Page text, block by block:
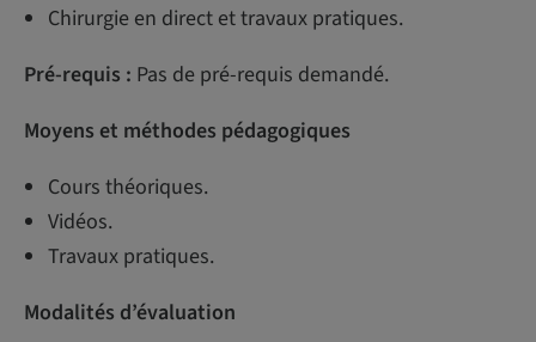
Chirurgie en direct et travaux pratiques.
Pré-requis : Pas de pré-requis demandé.
Moyens et méthodes pédagogiques
Cours théoriques.
Vidéos.
Travaux pratiques.
Modalités d’évaluation